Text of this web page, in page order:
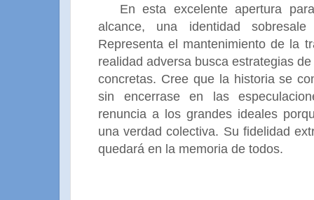
En esta excelente apertura
alcance, una identidad
Representa el mantenimiento de la
realidad adversa busca estrategias
concretas. Cree que la historia se
sin encerrase en las
renuncia a los grandes ideales
una verdad colectiva. Su fidelidad
quedará en la memoria de todos.